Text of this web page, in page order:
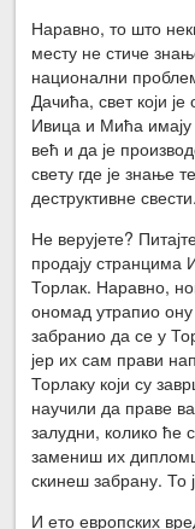
Наравно, то што
месту не стиче
национални
Дачића, свет који
Ивица и Мића имају
већ и да је
свету где је знање
деструктивне свести.
Не верујете?
продају странцима
Торлак. Наравно,
ономад утрапио ону
забранио да се у
јер их сам прави
Торлаку који су
научили да праве
залудни, колико ће
замениш их
скинеш забрану. То
И ето европских